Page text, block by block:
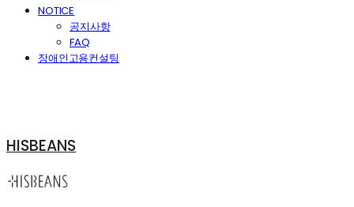
NOTICE
공지사항
FAQ
장애인고용컨설팅
HISBEANS